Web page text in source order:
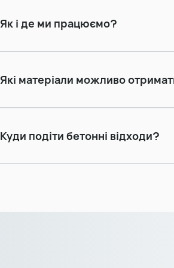
Як і де ми працюємо?
Які матеріали можливо
Куди подіти бетонні відходи?